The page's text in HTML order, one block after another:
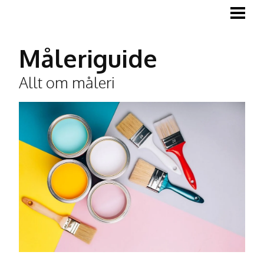
MÅLA LISTER
TAPETSERA
Måleriguide
Allt om måleri